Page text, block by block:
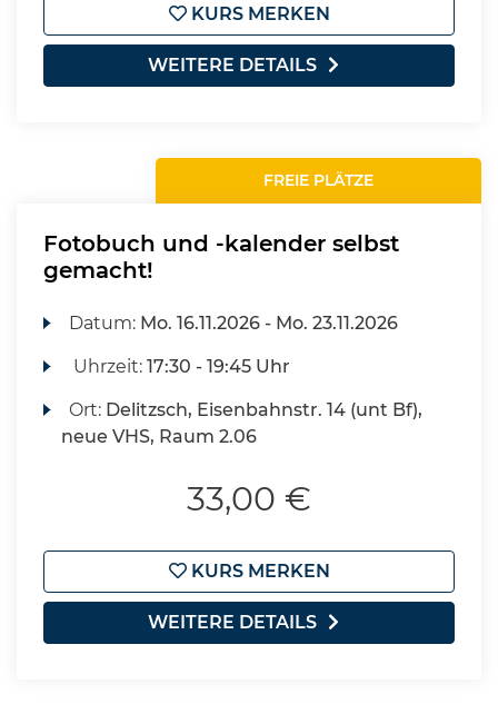
KURS MERKEN
WEITERE DETAILS
FREIE PLÄTZE
Fotobuch und -kalender selbst
gemacht!
Datum: Mo. 16.11.2026 - Mo. 23.11.2026
Uhrzeit:17:30 - 19:45 Uhr
Ort: Delitzsch, Eisenbahnstr. 14 (unt Bf),
neue VHS, Raum 2.06
33,00 €
KURS MERKEN
WEITERE DETAILS